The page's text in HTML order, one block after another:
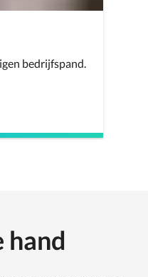
bedrijfspand.
hand